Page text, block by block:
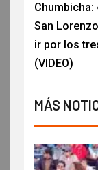
Chumbicha:
San
ir por los
(VIDEO)
MÁS